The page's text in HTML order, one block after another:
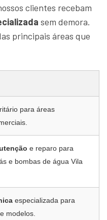
clientes recebam
sem demora.
principais áreas que
para áreas
e reparo para
e bombas de água Vila
especializada para
modelos.